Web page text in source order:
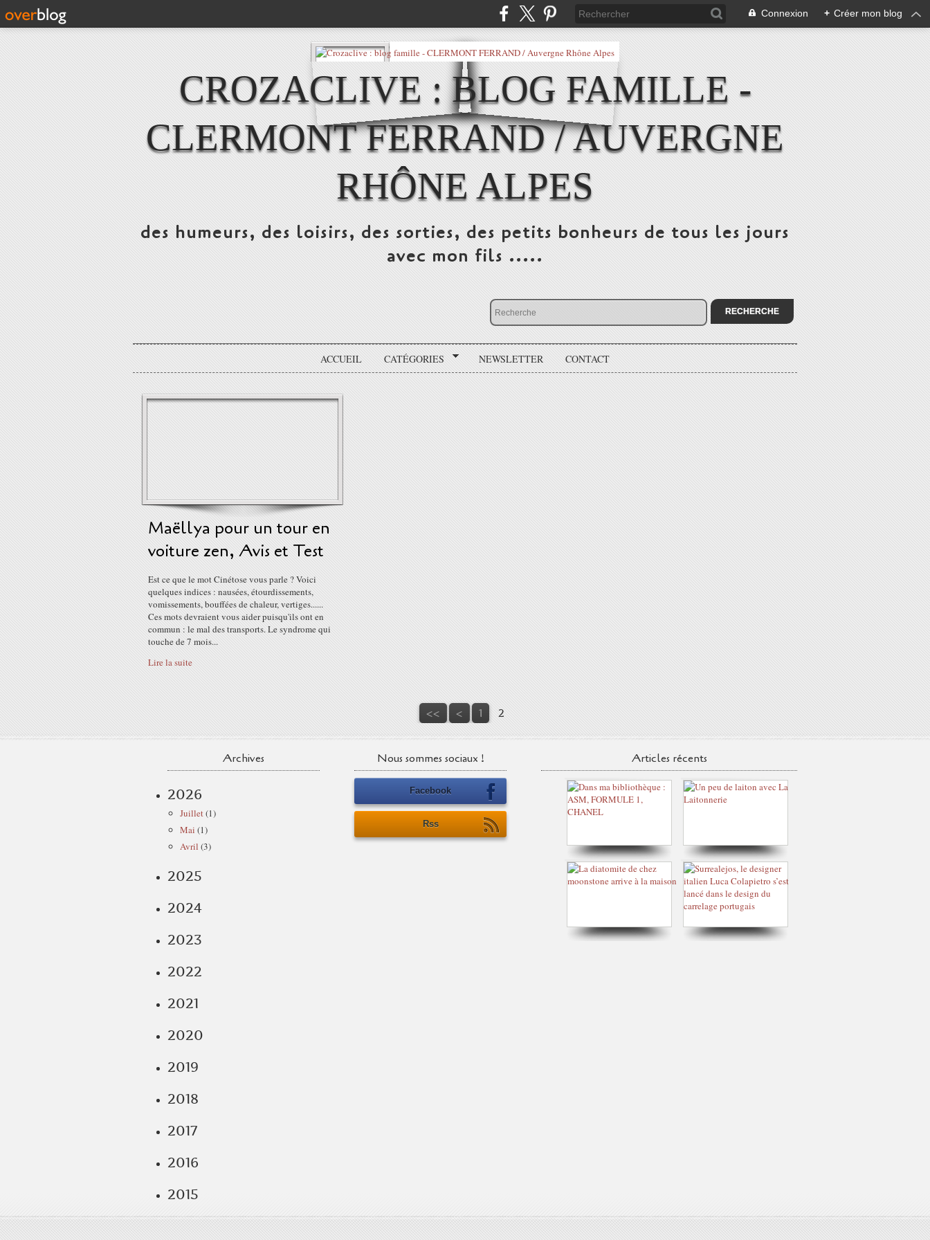
Connexion + Créer mon blog
CROZACLIVE : BLOG FAMILLE -
CLERMONT FERRAND / AUVERGNE
RHÔNE ALPES
des humeurs, des loisirs, des sorties, des petits bonheurs de tous les jours
avec mon fils .....
ACCUEIL CATÉGORIES NEWSLETTER CONTACT
Maëllya pour un tour en
voiture zen, Avis et Test
Est ce que le mot Cinétose vous parle ? Voici
quelques indices : nausées, étourdissements,
vomissements, bouffées de chaleur, vertiges......
Ces mots devraient vous aider puisqu'ils ont en
commun : le mal des transports. Le syndrome qui
touche de 7 mois...
Lire la suite
<< < 1 2
Archives
2026
Juillet(1)
Mai (1)
Avril (3)
2025
2024
2023
2022
2021
2020
2019
2018
2017
2016
2015
Nous sommes sociaux !
Facebook
Rss
Articles récents